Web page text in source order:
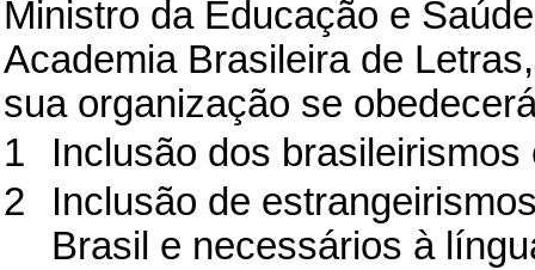
Ministro da Educação e
Academia Brasileira de
sua organização se
1
Inclusão dos
2
Inclusão de
Brasil e necessários à